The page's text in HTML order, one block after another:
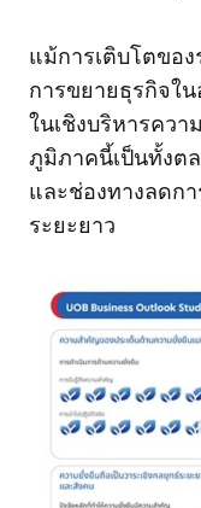
แม้การเติบโตขอ
การขยายธุรกิจใ
ในเชิงบริหารควา
ภูมิภาคนี้เป็นทั้งต
และช่องทางลดก
ระยะยาว